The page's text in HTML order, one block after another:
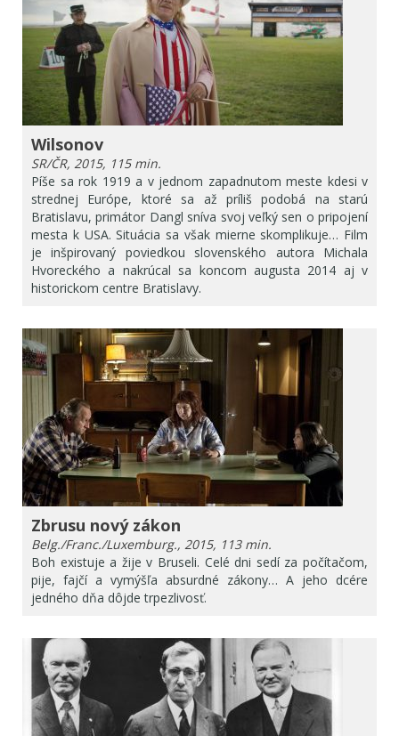
Wilsonov
SR/ČR, 2015, 115 min.
Píše sa rok 1919 a v jednom zapadnutom meste kdesi v
strednej Európe, ktoré sa až príliš podobá na starú
Bratislavu, primátor Dangl sníva svoj veľký sen o pripojení
mesta k USA. Situácia sa však mierne skomplikuje… Film
je inšpirovaný poviedkou slovenského autora Michala
Hvoreckého a nakrúcal sa koncom augusta 2014 aj v
historickom centre Bratislavy.
Zbrusu nový zákon
Belg./Franc./Luxemburg., 2015, 113 min.
Boh existuje a žije v Bruseli. Celé dni sedí za počítačom,
pije, fajčí a vymýšľa absurdné zákony… A jeho dcére
jedného dňa dôjde trpezlivosť.